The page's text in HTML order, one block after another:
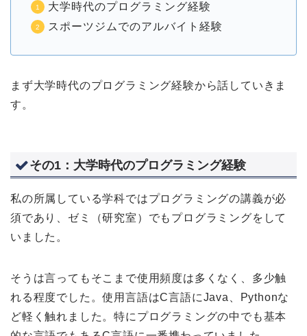
大学時代のプログラミング経験
スポーツジムでのアルバイト経験
まず大学時代のプログラミング経験から話していきま
す。
その1：大学時代のプログラミング経験
私の所属している学科ではプログラミングの講義が必
須であり、ゼミ（研究室）でもプログラミングをして
いました。
そうは言ってもそこまで使用頻度は多くなく、多少触
れる程度でした。使用言語はC言語にJava、Pythonな
ど軽く触れました。特にプログラミングの中でも基本